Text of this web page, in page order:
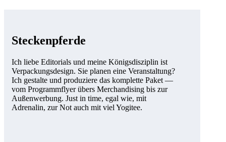
Steckenpferde
Ich liebe Editorials und meine Königs­disziplin ist
Ver­packungs­­design. Sie planen eine Ver­an­staltung?
Ich gestalte und produziere das komplette Paket —
vom Programm­flyer übers Merchandising bis zur
Außen­werbung. Just in time, egal wie, mit
Adrenalin, zur Not auch mit viel Yogitee.